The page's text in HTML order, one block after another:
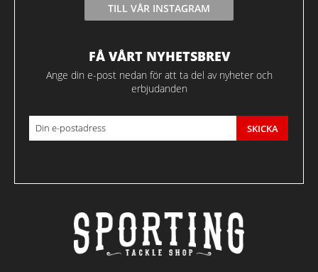
TILL VÅR INSTAGRAM
FÅ VÅRT NYHETSBREV
Ange din e-post nedan för att ta del av nyheter och
erbjudanden
SKICKA